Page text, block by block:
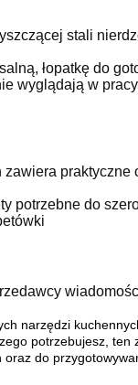
stali
łopatkę do
wyglądają w
praktyczne
potrzebne do
narzędzi
potrzebujesz, ten
do